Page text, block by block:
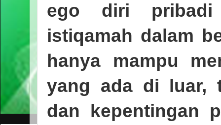
ego diri pribadi
istiqamah dalam
hanya mampu
yang ada di luar,
dan kepentingan